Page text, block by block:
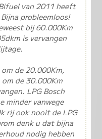
van 2011 heeft
probleemloos!
bij 60.000Km
is vervangen
de 20.000Km,
de 30.000Km
LPG Bosch
minder vanwege
rij ook nooit de LPG
denk u dat bijna
nodig hebben